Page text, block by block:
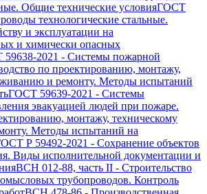
Общие технические условияГОСТ
технологические стальные.
и эксплуатации на
и химически опасных
2021 - Системы пожарной
по проектированию, монтажу,
и ремонту. Методы испытаний
ГОСТ 59639-2021 - Системы
эвакуацией людей при пожаре.
монтажу, техническому
Методы испытаний на
Р 59492-2021 - Сохранение объектов
Виды исполнительной документации и
ВСН 012-88, часть II - Строительство
трубопроводов. Контроль